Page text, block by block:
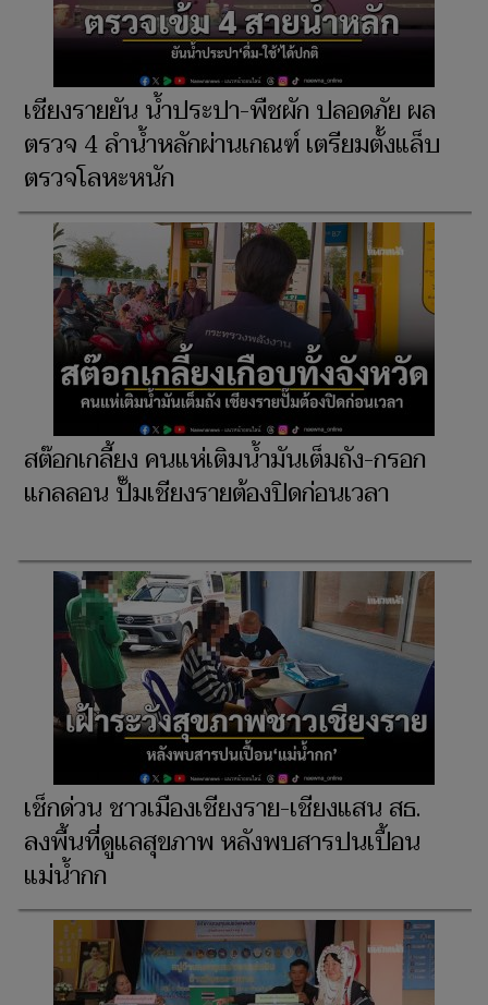
เชียงรายยัน น้ำประปา-พืชผัก ปลอดภัย ผล
ตรวจ 4 ลำน้ำหลักผ่านเกณฑ์ เตรียมตั้งแล็บ
ตรวจโลหะหนัก
สต๊อกเกลี้ยง คนแห่เติมน้ำมันเต็มถัง-กรอก
แกลลอน ปั๊มเชียงรายต้องปิดก่อนเวลา
เช็กด่วน ชาวเมืองเชียงราย-เชียงแสน สธ.
ลงพื้นที่ดูแลสุขภาพ หลังพบสารปนเปื้อน
แม่น้ำกก